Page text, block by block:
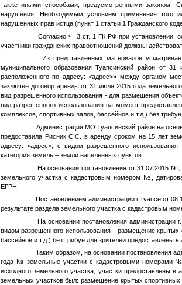
также иными способами, предусмотренными законом.
нарушения. Необходимым условием применения того
нарушенных прав истца (пункт 1 статьи 1 Гражданского
Согласно ч. 3 ст. 1 ГК РФ при установлении,
участники гражданских правоотношений должны
Из представленных материалов
муниципального образования Туапсинский район от 31
расположенного по адресу: <адрес>» между органом
заключен договор аренды от 31 июля 2015 года
вид разрешенного использования - для размещения
вид разрешенного использования на момент
комплексов, спортивных залов, бассейнов и т.д.) без
Администрация МО Туапсинский район на
предоставила Рисник С.С. в аренду сроком на 15 лет
адресу: <адрес> , с видом разрешенного
категория земель – земли населенных пунктов.
На основании постановления от 31.07.2015 №
земельного участка с кадастровым номером №
,
ЕГРН.
Постановлением администрации г.Туапсе от
результате раздела земельного участка с кадастровым
На основании постановления администрации
видом разрешенного использования – размещение крытых
бассейнов и т.д.) без трибун для зрителей предоставлены
Таким образом, на основании постановления
года № земельные участки с кадастровыми номерами №
исходного земельного участка, участки предоставлены
земельных участков был: размещение крытых спортивных